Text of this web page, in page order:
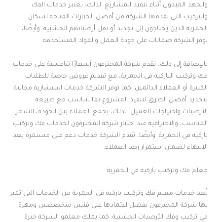
والجهد المبذول أثناء تنفيذ المشاريع. لذلك، تعتبر خدمات الفك
والتركيب التي تقدمها الشركة من أفضل الخيارات المتاحة لسكان
الحمرية الذين يحتاجون إلى تجديد أو نقل أرضياتهم الخشبية. وأيضًا،
توفر الشركة ضمانات على جودة العمل والمواد المستخدمة.
بالإضافة إلى ذلك، تقدم شركة المحترفون أسعارًا تنافسية على خدمات
فك وتركيب الباركيه في الحمرية، مع تقديم عروض خاصة للطلبات
الكبيرة أو العملاء الدائمين. كما توفر الشركة خدمات استشارية مجانية
لتحديد أفضل الطرق لتنفيذ المشروع بما يتناسب مع طبيعة
الأرضيات واحتياجات العميل. لذلك، يجمع العملاء بين الجودة، السعر
المناسب، والاحترافية عند اختيار شركة المحترفون لخدمات فك وتركيب
باركيه في الحمرية. وأيضًا، تقدم الشركة خدمات دعم فني مستمرة بعد
الانتهاء لضمان استمرار رضا العملاء.
معلم فك وتركيب باركيه في الحمرية
تُعد خدمات معلم فك وتركيب باركيه في الحمرية من الخدمات التي تميز
بها شركة المحترفون بفضل اعتمادها على فنيين متخصصين ومهرة
في تركيب وفك الأرضيات الخشبية. كما يملك معلمو الشركة خبرة